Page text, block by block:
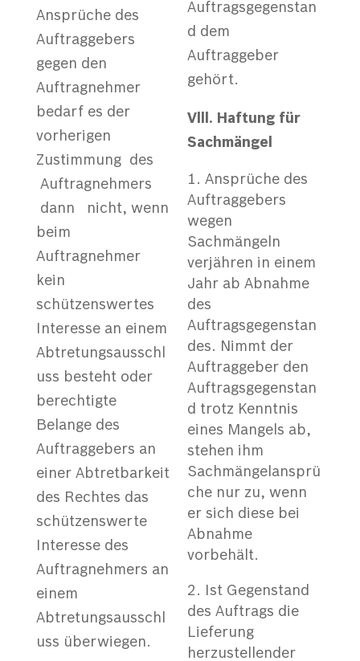
Ansprüche des
Auftraggebers
gegen den
Auftragnehmer
bedarf es der
vorherigen
Zustimmung des
Auftragnehmers
dann nicht, wenn
beim
Auftragnehmer
kein
schützenswertes
Interesse an einem
Abtretungsausschl
uss besteht oder
berechtigte
Belange des
Auftraggebers an
einer Abtretbarkeit
des Rechtes das
schützenswerte
Interesse des
Auftragnehmers an
einem
Abtretungsausschl
uss überwiegen.
Auftragsgegenstan
d dem
Auftraggeber
gehört.
Vlll. Haftung für
Sachmängel
Ansprüche des
Auftraggebers
wegen
Sachmängeln
verjähren in einem
Jahr ab Abnahme
des
Auftragsgegenstan
des. Nimmt der
Auftraggeber den
Auftragsgegenstan
d trotz Kenntnis
eines Mangels ab,
stehen ihm
Sachmängelansprü
che nur zu, wenn
er sich diese bei
Abnahme
vorbehält.
Ist Gegenstand
des Auftrags die
Lieferung
herzustellender